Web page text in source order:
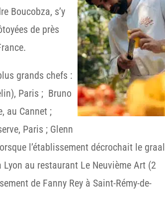
Boucobza, s’y
de près
grands chefs :
Paris ; Bruno
au Cannet ;
Paris ; Glenn
l’établissement décrochait le graal
au restaurant Le Neuvième Art (2
de Fanny Rey à Saint-Rémy-de-